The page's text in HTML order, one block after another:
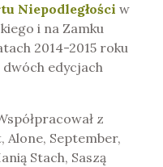
Niepodległości w
i na Zamku
2014-2015 roku
edycjach
z
Alone, September,
Stach, Saszą